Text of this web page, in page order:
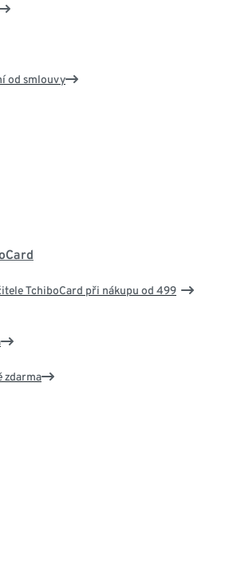
od smlouvy
TchiboCard při nákupu od 499
zdarma